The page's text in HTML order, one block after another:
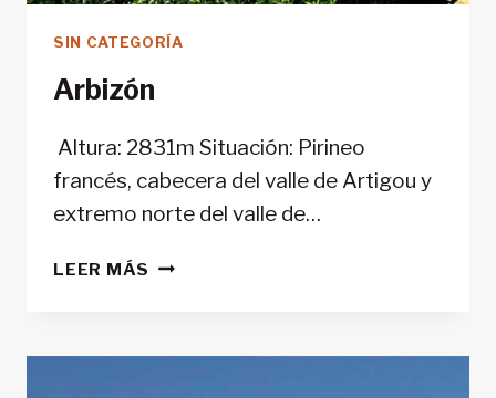
SIN CATEGORÍA
Arbizón
Altura: 2831m Situación: Pirineo
francés, cabecera del valle de Artigou y
extremo norte del valle de…
LEER MÁS ARBIZÓN